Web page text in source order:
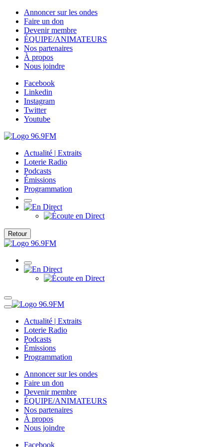
Annoncer sur les ondes
Faire un don
Devenir membre
ÉQUIPE/ANIMATEURS
Nos partenaires
À propos
Nous joindre
Facebook
Linkedin
Instagram
Twitter
Youtube
Actualité | Extraits
Loterie Radio
Podcasts
Émissions
Programmation
Retour
Actualité | Extraits
Loterie Radio
Podcasts
Émissions
Programmation
Annoncer sur les ondes
Faire un don
Devenir membre
ÉQUIPE/ANIMATEURS
Nos partenaires
À propos
Nous joindre
Facebook